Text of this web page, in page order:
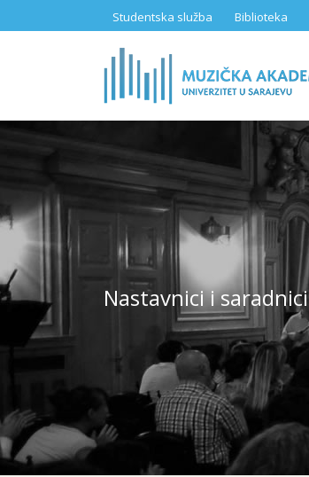
Studentska služba Biblioteka
Nastavnici i saradnici